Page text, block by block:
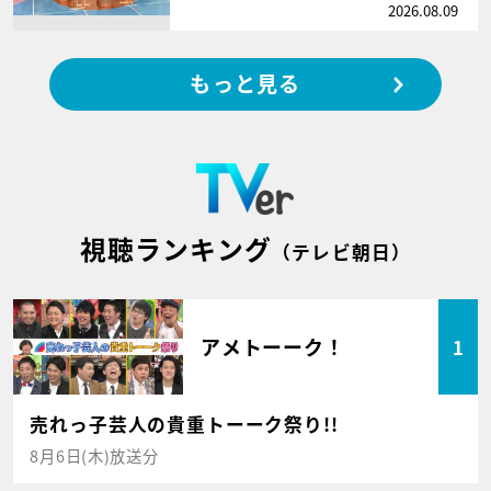
2026.08.09
もっと見る
視聴ランキング （テレビ朝日）
アメトーーク！ 1
売れっ子芸人の貴重トーーク祭り!!
8月6日(木)放送分